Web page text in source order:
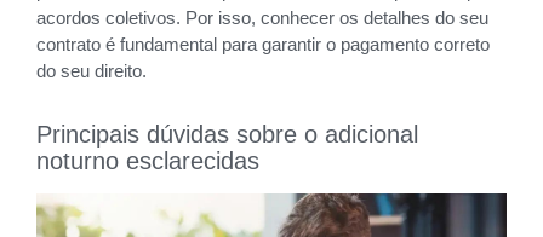
acordos coletivos. Por isso, conhecer os detalhes do seu
contrato é fundamental para garantir o pagamento correto
do seu direito.
Principais dúvidas sobre o adicional
noturno esclarecidas